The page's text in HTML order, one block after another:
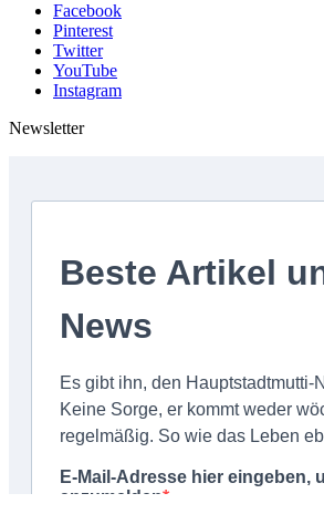
Facebook
Pinterest
Twitter
YouTube
Instagram
Newsletter